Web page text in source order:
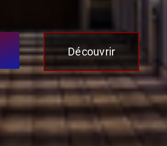
Découvrir